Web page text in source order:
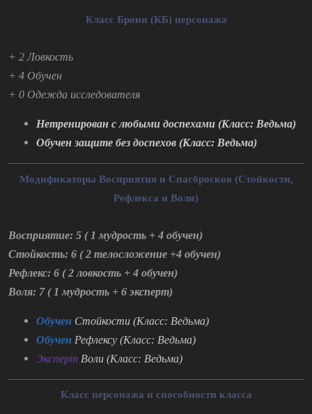
Класс Брони (КБ) персонажа
+ 2 Ловкость
+ 4 Обучен
+ 0 Одежда исследователя
Нетренирован с любыми доспехами (Класс: Ведьма)
Обучен защите без доспехов (Класс: Ведьма)
Модификаторы Восприятия и Спасбросков (Стойкости,
Рефлекса и Воли)
Восприятие: 5 ( 1 мудрость + 4 обучен)
Стойкость: 6 ( 2 телосложение +4 обучен)
Рефлекс: 6 ( 2 ловкость + 4 обучен)
Воля: 7 ( 1 мудрость + 6 эксперт)
Обучен Стойкости (Класс: Ведьма)
Обучен Рефлексу (Класс: Ведьма)
Эксперт Воли (Класс: Ведьма)
Класс персонажа и способности класса